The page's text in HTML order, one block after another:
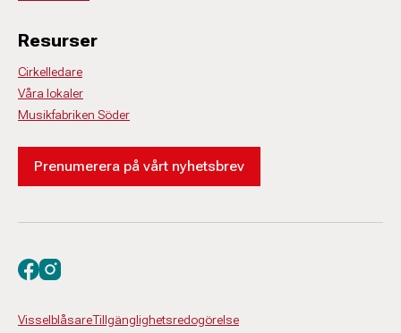
Resurser
Cirkelledare
Våra lokaler
Musikfabriken Söder
Prenumerera på vårt nyhetsbrev
VisselblåsareTillgänglighetsredogörelse
Besök oss på facebook
Besök oss på instagram